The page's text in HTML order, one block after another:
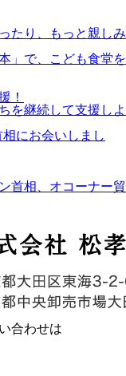
たり、もっと親しみ
！
を継続して支援しよ
首相、オコーナー貿